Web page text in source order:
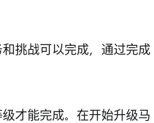
挑战可以完成，通过完成
才能完成。在开始升级马